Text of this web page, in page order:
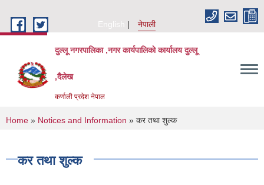
English
नेपाली
दुल्लू नगरपालिका ,नगर कार्यपालिकाे कार्यालय दुल्लू
,दैलेख
कर्णाली प्रदेश नेपाल
You are here
Home » Notices and Information » कर तथा शुल्क
कर तथा शुल्क